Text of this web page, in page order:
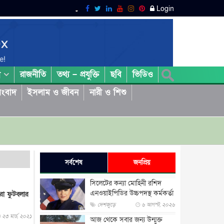
Login
রাজনীতি তথ্য – প্রযুক্তি ছবি
ভিডিও
ইসলাম ও জীবন
নারী ও শিশু
ফুটবলার
২৩ মার্চ, ২০২১
সর্বশেষ জনপ্রিয়
সিলেটের কন্যা মোহিনী রশিদ
এনওয়াইপিডির উচ্চপদস্থ কর্মকর্তা
দেশজুড়ে ৬ আগস্ট, ২০২৬
আজ থেকে সবার জন্য উন্মুক্ত